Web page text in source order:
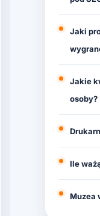
Jaki
Jakie
osoby?
Ile
Muzea